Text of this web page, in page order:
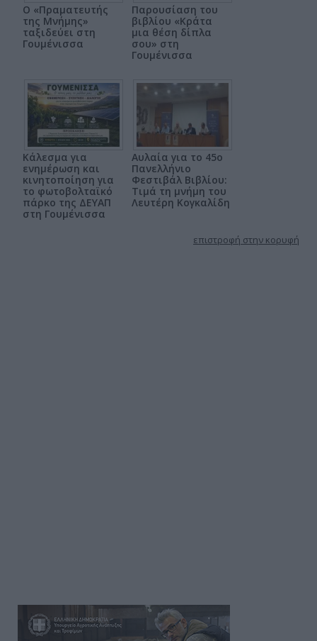
Ο «Πραματευτής
της Μνήμης»
ταξιδεύει στη
Γουμένισσα
Παρουσίαση του
βιβλίου «Κράτα
μια θέση δίπλα
σου» στη
Γουμένισσα
Κάλεσμα για
ενημέρωση και
κινητοποίηση για
το φωτοβολταϊκό
πάρκο της ΔΕΥΑΠ
στη Γουμένισσα
Αυλαία για το 45ο
Πανελλήνιο
Φεστιβάλ Βιβλίου:
Τιμά τη μνήμη του
Λευτέρη Κογκαλίδη
επιστροφή στην κορυφή